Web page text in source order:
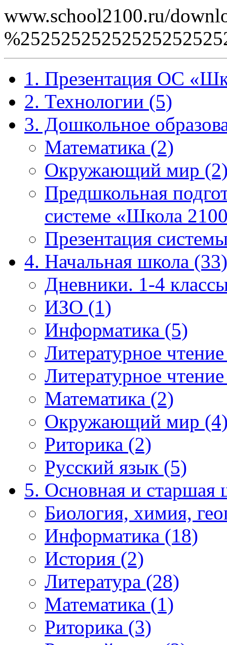
www.school2100.ru/
1. Презентация ОС
2. Технологии (5)
3. Дошкольное
Математика (2)
Окружающий мир
Предшкольная
системе «Школа
Презентация
4. Начальная школа (33)
Дневники. 1-4
ИЗО (1)
Информатика (5)
Литературное
Литературное
Математика (2)
Окружающий мир
Риторика (2)
Русский язык (5)
5. Основная и старшая
Биология, химия,
Информатика (18)
История (2)
Литература (28)
Математика (1)
Риторика (3)